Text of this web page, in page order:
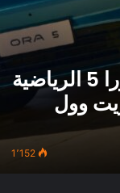
بدأ البيع سيارة أورا 5 الرياضية
وول
1٬152